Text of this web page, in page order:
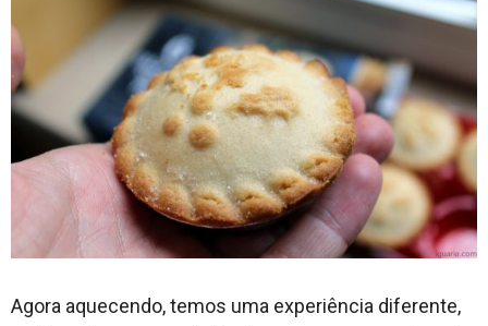
Agora aquecendo, temos uma experiência diferente,